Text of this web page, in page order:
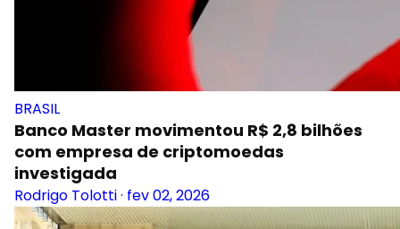
BRASIL
Banco Master movimentou R$ 2,8 bilhões
com empresa de criptomoedas
investigada
Rodrigo Tolotti· fev 02, 2026